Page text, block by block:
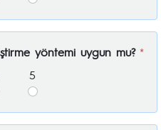
yöntemi uygun mu? *
5